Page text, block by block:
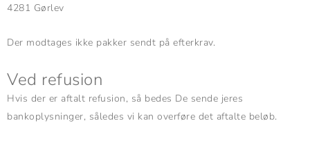
4281 Gørlev
Der modtages ikke pakker sendt på efterkrav.
Ved refusion
Hvis der er aftalt refusion, så bedes De sende jeres
bankoplysninger, således vi kan overføre det aftalte beløb.